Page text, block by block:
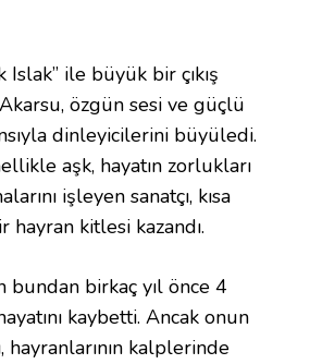
ile büyük bir çıkış
özgün sesi ve güçlü
dinleyicilerini büyüledi.
aşk, hayatın zorlukları
işleyen sanatçı, kısa
kitlesi kazandı.
bundan birkaç yıl önce 4
kaybetti. Ancak onun
hayranlarının kalplerinde